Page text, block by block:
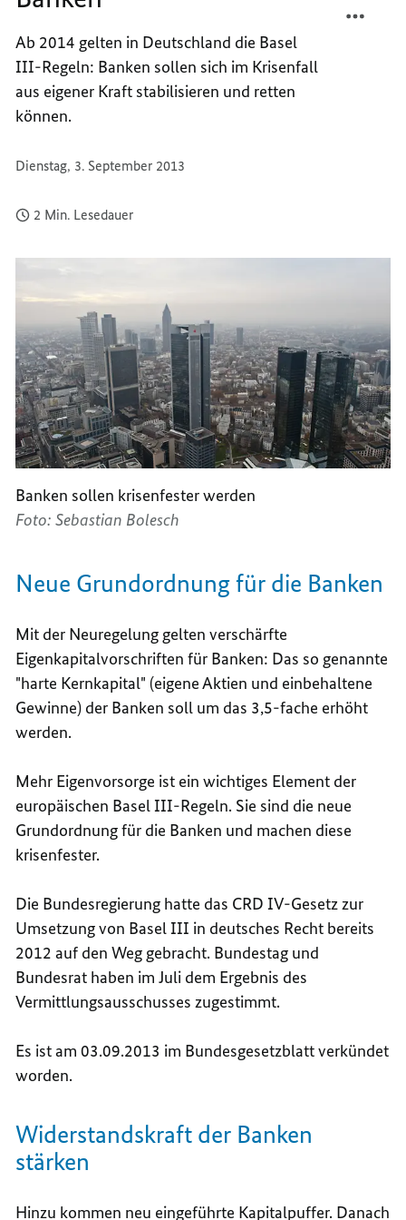
Ab 2014 gelten in Deutschland die Basel
III-Regeln: Banken sollen sich im Krisenfall
aus eigener Kraft stabilisieren und retten
können.
Dienstag, 3. September 2013
2 Min. Lesedauer
Banken sollen krisenfester werden
Foto: Sebastian Bolesch
Neue Grundordnung für die Banken
Mit der Neuregelung gelten verschärfte
Eigenkapitalvorschriften für Banken: Das so genannte
"harte Kernkapital" (eigene Aktien und einbehaltene
Gewinne) der Banken soll um das 3,5-fache erhöht
werden.
Mehr Eigenvorsorge ist ein wichtiges Element der
europäischen Basel III-Regeln. Sie sind die neue
Grundordnung für die Banken und machen diese
krisenfester.
Die Bundesregierung hatte das CRD IV-Gesetz zur
Umsetzung von Basel III in deutsches Recht bereits
2012 auf den Weg gebracht. Bundestag und
Bundesrat haben im Juli dem Ergebnis des
Vermittlungsausschusses zugestimmt.
Es ist am 03.09.2013 im Bundesgesetzblatt verkündet
worden.
Widerstandskraft der Banken
stärken
Hinzu kommen neu eingeführte Kapitalpuffer. Danach